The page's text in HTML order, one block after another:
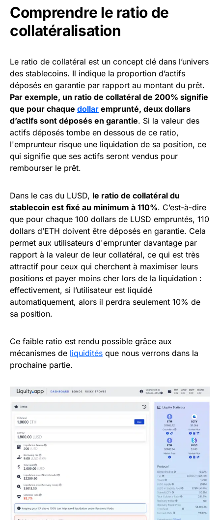
Comprendre le ratio de
collatéralisation
Le ratio de collatéral est un concept clé dans l’univers
des stablecoins. Il indique la proportion d’actifs
déposés en garantie par rapport au montant du prêt.
Par exemple, un ratio de collatéral de 200% signifie
que pour chaque dollar emprunté, deux dollars
d’actifs sont déposés en garantie. Si la valeur des
actifs déposés tombe en dessous de ce ratio,
l'emprunteur risque une liquidation de sa position, ce
qui signifie que ses actifs seront vendus pour
rembourser le prêt.
Dans le cas du LUSD, le ratio de collatéral du
stablecoin est fixé au minimum à 110%. C’est-à-dire
que pour chaque 100 dollars de LUSD empruntés, 110
dollars d’ETH doivent être déposés en garantie. Cela
permet aux utilisateurs d'emprunter davantage par
rapport à la valeur de leur collatéral, ce qui est très
attractif pour ceux qui cherchent à maximiser leurs
positions et payer moins cher lors de la liquidation :
effectivement, si l’utilisateur est liquidé
automatiquement, alors il perdra seulement 10% de
sa position.
Ce faible ratio est rendu possible grâce aux
mécanismes de liquidités que nous verrons dans la
prochaine partie.